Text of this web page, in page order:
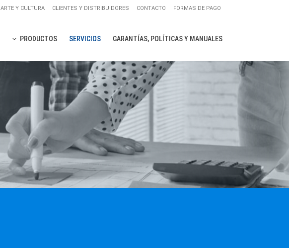
ARTE Y CULTURA CLIENTES Y DISTRIBUIDORES CONTACTO FORMAS DE PAGO
PRODUCTOS
PLANCHAS ACANALADAS
PLANCHAS LISAS
PANELES TRAPEZOIDALES
OTROS PANELES PARA
CUBIERTAS
OTROS PANELES PARA
REVESTIMIENTOS
SERVICIOS GARANTÍAS, POLÍTICAS Y MANUALES